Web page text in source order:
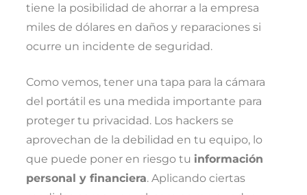
tiene la posibilidad de ahorrar a la empresa
miles de dólares en daños y reparaciones si
ocurre un incidente de seguridad.
Como vemos, tener una tapa para la cámara
del portátil es una medida importante para
proteger tu privacidad. Los hackers se
aprovechan de la debilidad en tu equipo, lo
que puede poner en riesgo tu información
personal y financiera. Aplicando ciertas